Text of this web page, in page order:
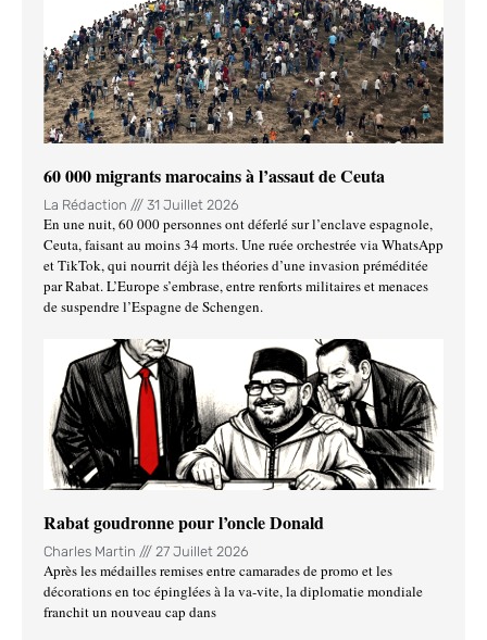
60 000 migrants marocains à l’assaut de Ceuta
La Rédaction 31 Juillet 2026
En une nuit, 60 000 personnes ont déferlé sur l’enclave espagnole,
Ceuta, faisant au moins 34 morts. Une ruée orchestrée via WhatsApp
et TikTok, qui nourrit déjà les théories d’une invasion préméditée
par Rabat. L’Europe s’embrase, entre renforts militaires et menaces
de suspendre l’Espagne de Schengen.
Rabat goudronne pour l’oncle Donald
Charles Martin 27 Juillet 2026
Après les médailles remises entre camarades de promo et les
décorations en toc épinglées à la va-vite, la diplomatie mondiale
franchit un nouveau cap dans